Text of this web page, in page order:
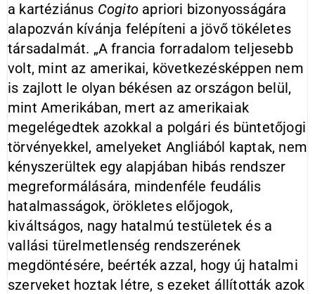
a kartéziánus Cogito apriori bizonyosságára
alapozván kívánja felépíteni a jövő tökéletes
társadalmát. „A francia forradalom teljesebb
volt, mint az amerikai, következésképpen nem
is zajlott le olyan békésen az országon belül,
mint Amerikában, mert az amerikaiak
megelégedtek azokkal a polgári és büntetőjogi
törvényekkel, amelyeket Angliából kaptak, nem
kényszerültek egy alapjában hibás rendszer
megreformálására, mindenféle feudális
hatalmasságok, örökletes előjogok,
kiváltságos, nagy hatalmú testületek és a
vallási türelmetlenség rendszerének
megdöntésére, beérték azzal, hogy új hatalmi
szerveket hoztak létre, s ezeket állították azok